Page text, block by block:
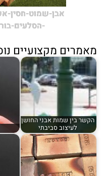
אבן-שמוט-חסין-
-הסלעים-
מאמרים מקצועיים
הקשר בין שמות אבני החושן
לעיצוב סביבתי